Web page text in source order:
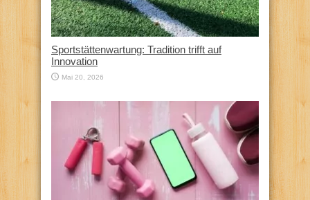
Sportstättenwartung: Tradition trifft auf
Innovation
Mai 20, 2026